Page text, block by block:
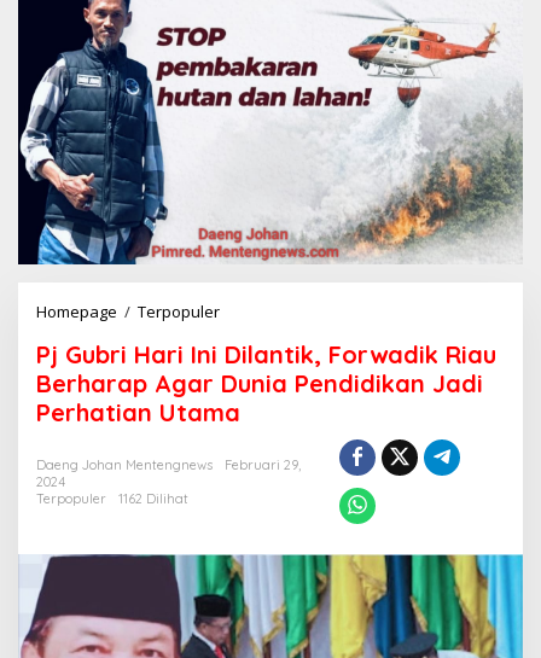
Homepage / Terpopuler
G
u
b
r
H
I
n
i
D
i
Pj Gubri Hari Ini Dilantik, Forwadik Riau
Berharap Agar Dunia Pendidikan Jadi
Perhatian Utama
Daeng Johan Mentengnews
Februari 29,
2024
Terpopuler
1162 Dilihat